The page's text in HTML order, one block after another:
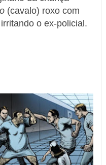
(cavalo) roxo com
o ex-policial.